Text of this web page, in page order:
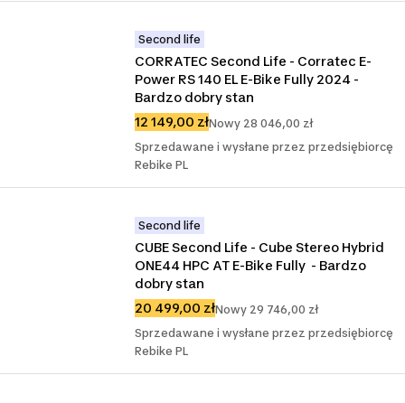
Second life
CORRATEC Second Life - Corratec E-
Power RS 140 EL E-Bike Fully 2024 -
Bardzo dobry stan
12 149,00 złNowy 28 046,00 zł
Sprzedawane i wysłane przez przedsiębiorcę
Rebike PL
Second life
CUBE Second Life - Cube Stereo Hybrid
ONE44 HPC AT E-Bike Fully  - Bardzo
dobry stan
20 499,00 złNowy 29 746,00 zł
Sprzedawane i wysłane przez przedsiębiorcę
Rebike PL